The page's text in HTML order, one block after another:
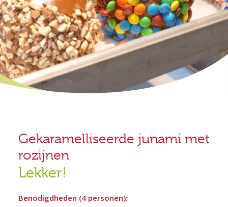
Gekaramelliseerde junami met
rozijnen
Lekker!
Benodigdheden (4 personen):